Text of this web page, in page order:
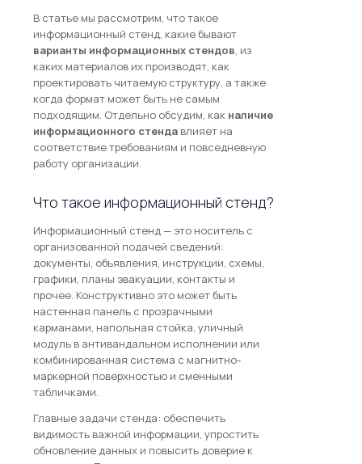
В статье мы рассмотрим, что такое
информационный стенд, какие бывают
варианты информационных стендов, из
каких материалов их производят, как
проектировать читаемую структуру, а также
когда формат может быть не самым
подходящим. Отдельно обсудим, как наличие
информационного стенда влияет на
соответствие требованиям и повседневную
работу организации.
Что такое информационный стенд?
Информационный стенд — это носитель с
организованной подачей сведений:
документы, объявления, инструкции, схемы,
графики, планы эвакуации, контакты и
прочее. Конструктивно это может быть
настенная панель с прозрачными
карманами, напольная стойка, уличный
модуль в антивандальном исполнении или
комбинированная система с магнитно-
маркерной поверхностью и сменными
табличками.
Главные задачи стенда: обеспечить
видимость важной информации, упростить
обновление данных и повысить доверие к